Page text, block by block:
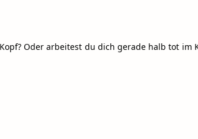
Oder arbeitest du dich gerade halb tot im